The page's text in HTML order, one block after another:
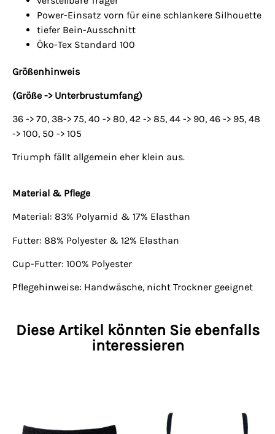
Power-Einsatz vorn für eine schlankere Silhouette
tiefer Bein-Ausschnitt
Öko-Tex Standard 100
Größenhinweis
(Größe -> Unterbrustumfang)
36 -> 70, 38-> 75, 40 -> 80, 42 -> 85, 44 -> 90, 46 -> 95, 48
-> 100, 50 -> 105
Triumph fällt allgemein eher klein aus.
Material & Pflege
Material: 83% Polyamid & 17% Elasthan
Futter: 88% Polyester & 12% Elasthan
Cup-Futter: 100% Polyester
Pflegehinweise: Handwäsche, nicht Trockner geeignet
Diese Artikel könnten Sie ebenfalls
interessieren